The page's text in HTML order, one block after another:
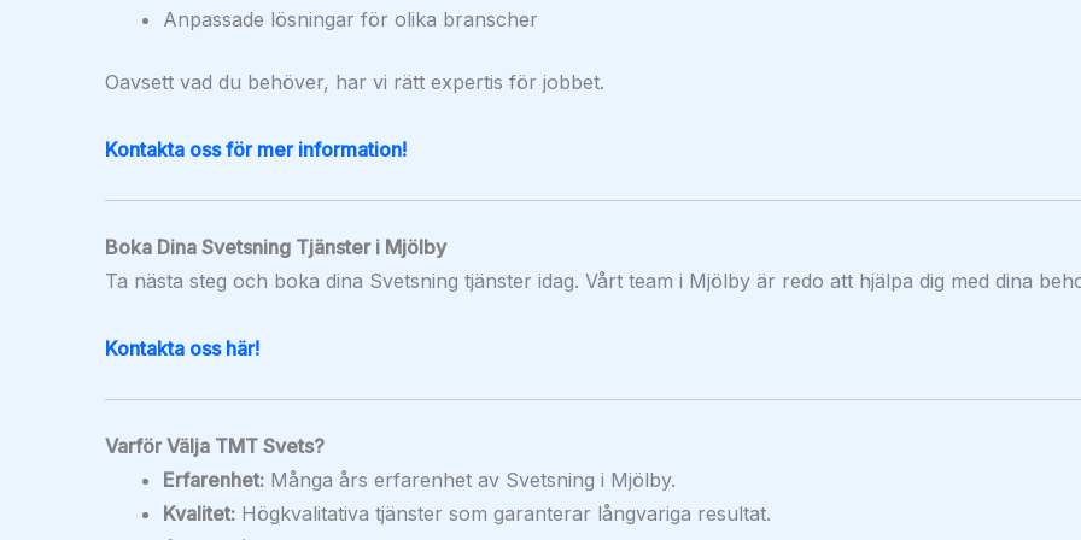
Anpassade lösningar för olika branscher
Oavsett vad du behöver, har vi rätt expertis för jobbet.
Kontakta oss för mer information!
Boka Dina Svetsning Tjänster i Mjölby
Ta nästa steg och boka dina Svetsning tjänster idag. Vårt team i Mjölby är redo att hjälpa dig med dina
Kontakta oss här!
Varför Välja TMT Svets?
Erfarenhet: Många års erfarenhet av Svetsning i Mjölby.
Kvalitet: Högkvalitativa tjänster som garanterar långvariga resultat.